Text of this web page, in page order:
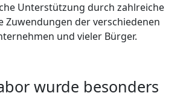
Unterstützung durch zahlreiche
Zuwendungen der verschiedenen
und vieler Bürger.
wurde besonders